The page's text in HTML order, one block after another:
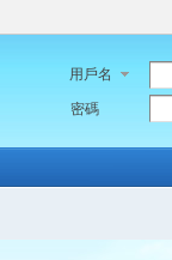
用戶名
密碼